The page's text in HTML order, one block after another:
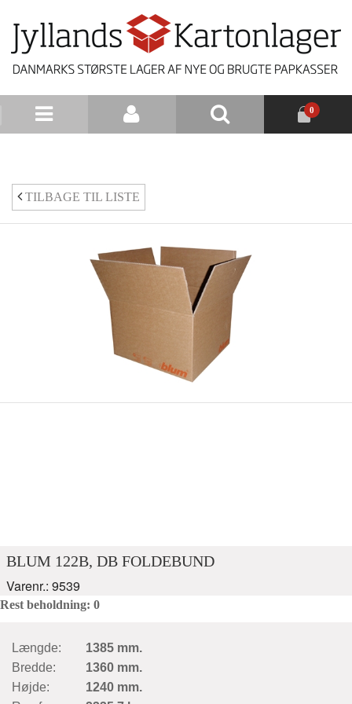
0
TILBAGE TIL LISTE
BLUM 122B, DB FOLDEBUND
Varenr.: 9539
Rest beholdning: 0
Længde:
1385 mm.
Bredde:
1360 mm.
Højde:
1240 mm.